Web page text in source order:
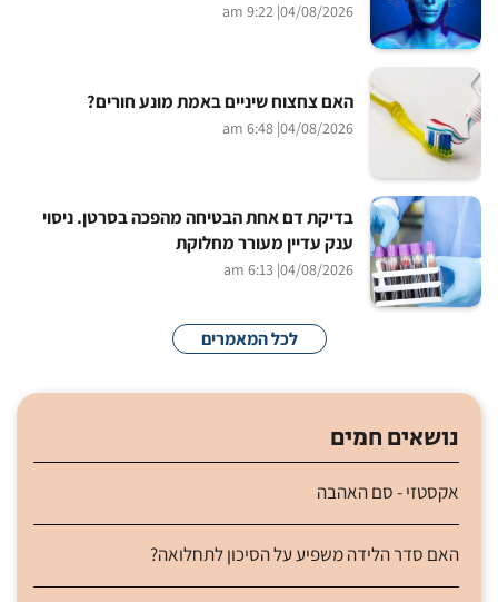
04/08/2026
| 9:22 am
האם צחצוח שיניים באמת מונע חורים?
04/08/2026
| 6:48 am
בדיקת דם אחת הבטיחה מהפכה בסרטן. ניסוי
ענק עדיין מעורר מחלוקת
04/08/2026
| 6:13 am
לכל המאמרים
נושאים חמים
אקסטזי - סם האהבה
האם סדר הלידה משפיע על הסיכון לתחלואה?